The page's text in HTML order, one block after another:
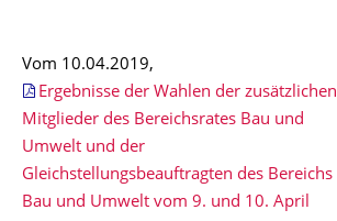
Vom 10.04.2019,
Ergebnisse der Wahlen der zusätzlichen
Mitglieder des Bereichsrates Bau und
Umwelt und der
Gleichstellungsbeauftragten des Bereichs
Bau und Umwelt vom 9. und 10. April